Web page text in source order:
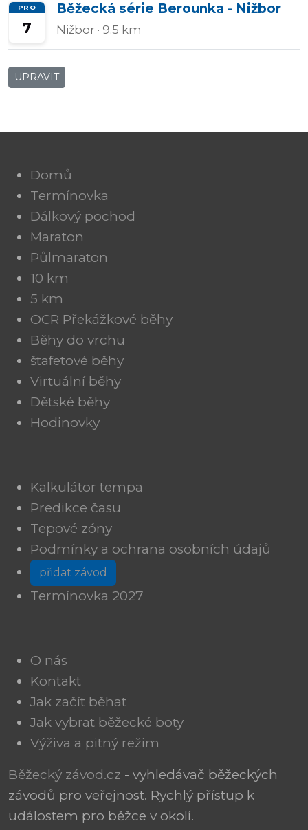
PRO
7
Běžecká série Berounka - Nižbor
Nižbor · 9.5 km
UPRAVIT
Domů
Termínovka
Dálkový pochod
Maraton
Půlmaraton
10 km
5 km
OCR Překážkové běhy
Běhy do vrchu
štafetové běhy
Virtuální běhy
Dětské běhy
Hodinovky
Kalkulátor tempa
Predikce času
Tepové zóny
Podmínky a ochrana osobních údajů
přidat závod
Termínovka 2027
O nás
Kontakt
Jak začít běhat
Jak vybrat běžecké boty
Výživa a pitný režim
Běžecký závod.cz - vyhledávač běžeckých
závodů pro veřejnost. Rychlý přístup k
událostem pro běžce v okolí.